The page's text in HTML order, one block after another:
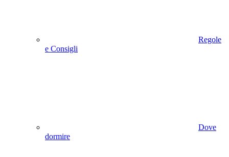
Regole
e Consigli
Dove
dormire